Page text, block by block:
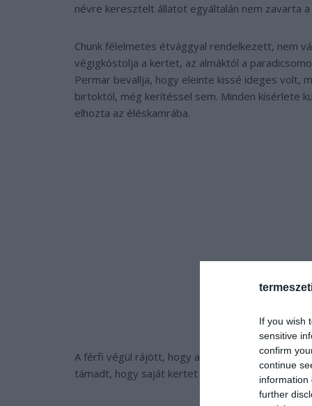
If you wish
sensitive
confirm
continue
information
further
névre keresztelt állatot egyáltalán nem zavarta
Chunk félelmetes étvággyal rendelkezett, nem
végigkóstolja a kertet, az almáktól a
Permar bevallja, hogy eleinte kissé ideges volt,
birtoktól, még kerítéssel sem. Minden kísérlete
elhozta az éléskamrába.
A férfi végül rájött, hogy az állat csak
támadt, hogy saját kertet készít az